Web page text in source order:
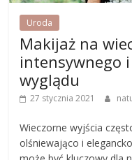
Uroda
Makijaż na
intensywnego
wyglądu
27 stycznia 2021
Wieczorne wyjścia
olśniewająco i